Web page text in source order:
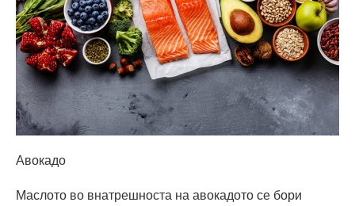
Авокадо
Маслото во внатрешноста на авокадото се бори